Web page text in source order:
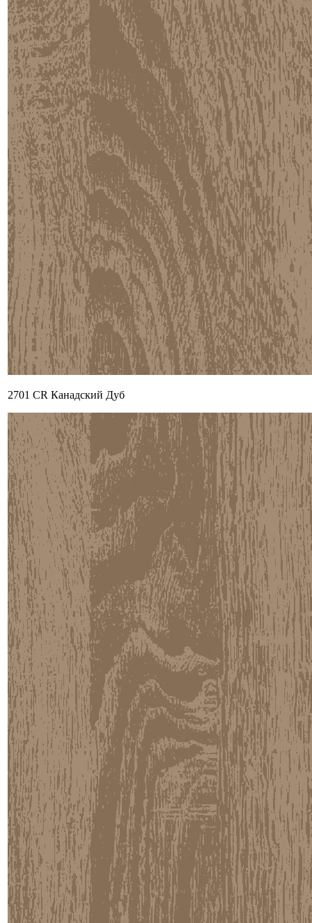
2701 CR Канадский Дуб